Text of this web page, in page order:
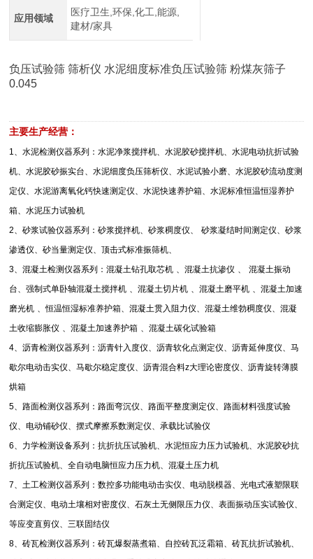
应用领域
医疗卫生,环保,化工,能源,
建材/家具
负压试验筛 筛析仪 水泥细度标准负压试验筛 粉煤灰筛子
0.045
主要生产经营：
1、水泥检测仪器系列：水泥净浆搅拌机、水泥胶砂搅拌机、水泥电动抗折试验
机、水泥胶砂振实台、水泥细度负压筛析仪、水泥试验小磨、水泥胶砂流动度测
定仪、水泥游离氧化钙快速测定仪、水泥快速养护箱、水泥标准恒温恒湿养护
箱、水泥压力试验机
2、砂浆试验仪器系列：砂浆搅拌机、砂浆稠度仪、
砂浆凝结时间测定仪、砂浆
渗透仪、砂当量测定仪、顶击式标准振筛机、
3、混凝土检测仪器系列：混凝土钻孔取芯机 、混凝土抗渗仪 、
混凝土振动
台、强制式单卧轴混凝土搅拌机 、混凝土切片机 、混凝土磨平机 、混凝土加速
磨光机 、恒温恒湿标准养护箱、混凝土贯入阻力仪、混凝土维勃稠度仪、混凝
土收缩膨胀仪 、混凝土加速养护箱 、混凝土碳化试验箱
4、沥青检测仪器系列：沥青针入度仪、沥青软化点测定仪、沥青延伸度仪、马
歇尔电动击实仪、马歇尔稳定度仪、沥青混合料z大理论密度仪、沥青旋转薄膜
烘箱
5、路面检测仪器系列：路面弯沉仪、路面平整度测定仪、路面材料强度试验
仪、电动铺砂仪、摆式摩擦系数测定仪、承载比试验仪
6、力学检测设备系列：抗折抗压试验机、水泥恒应力压力试验机、水泥胶砂抗
折抗压试验机、全自动电脑恒应力压力机、混凝土压力机
7、土工检测仪器系列：数控多功能电动击实仪、电动脱模器、光电式液塑限联
合测定仪、电动土壤相对密度仪、石灰土无侧限压力仪、表面振动压实试验仪、
等应变直剪仪、三联固结仪
8、砖瓦检测仪器系列：砖瓦爆裂蒸煮箱、自控砖瓦泛霜箱、砖瓦抗折试验机、